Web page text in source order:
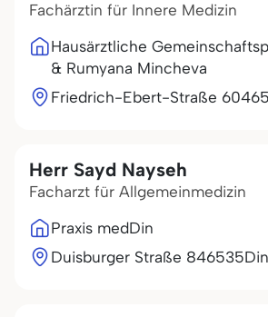
Fachärztin für Innere Medizin
Hausärztliche
& Rumyana Mincheva
Friedrich-Ebert-Straße 60
Herr Sayd Nayseh
Facharzt für Allgemeinmedizin
Praxis medDin
Duisburger Straße 846535